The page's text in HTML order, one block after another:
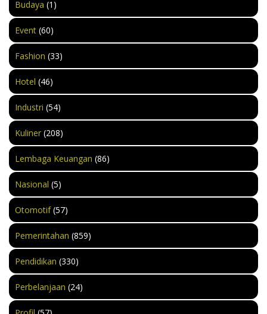
Budaya (1)
Event (60)
Fashion (33)
Hotel (46)
Industri (54)
Kuliner (208)
Lembaga Keuangan (86)
Nasional (5)
Otomotif(57)
Pemerintahan (859)
Pendidikan (330)
Perbelanjaan (24)